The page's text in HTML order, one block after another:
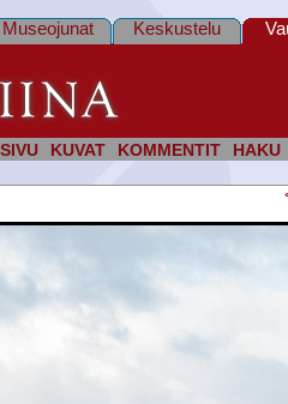
KUVAT KOMMENTIT HAKU
Museojunat Keskustelu